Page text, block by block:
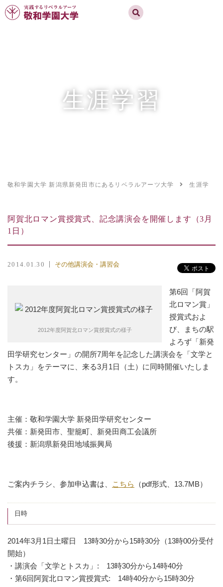
実践するリベラルアーツ 敬和学園大学
生涯学習
敬和学園大学 新潟県新発田市にあるリベラルアーツ大学 生涯学習
阿賀北ロマン賞授賞式、記念講演会を開催します（3月
1日）
2014.01.30 その他講演会・講習会
2012年度阿賀北ロマン賞授賞式の様子
第6回「阿賀
北ロマン賞」
授賞式およ
び、まちの駅
よろず「新発
田学研究センター」の開所7周年を記念した講演会を「文学と
トスカ」をテーマに、来る3月1日（土）に同時開催いたしま
す。
主催：敬和学園大学 新発田学研究センター
共催：新発田市、聖籠町、新発田商工会議所
後援：新潟県新発田地域振興局
ご案内チラシ、参加申込書は、 こちら （pdf形式、13.7MB）
日時
2014年3月1日土曜日 13時30分から15時30分（13時00分受付
開始）
・講演会「文学とトスカ」: 13時30分から14時40分
・第6回阿賀北ロマン賞授賞式: 14時40分から15時30分